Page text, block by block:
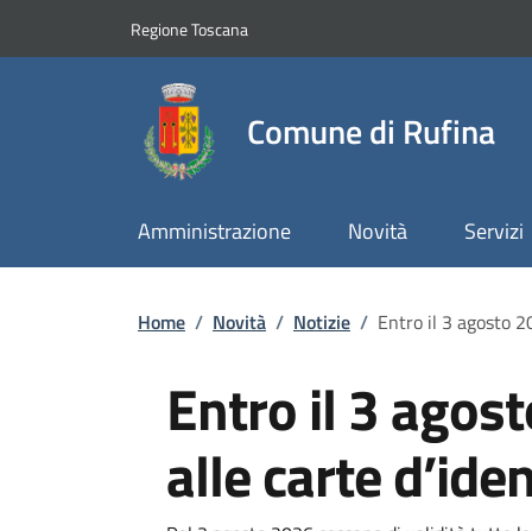
Regione ToscanaSlim top
Comune di Rufina
Amministrazione Novità Servizi
Briciole di pane
Home / Novità / Notizie / Entro il 3 agosto
Entro il 3
alle carte